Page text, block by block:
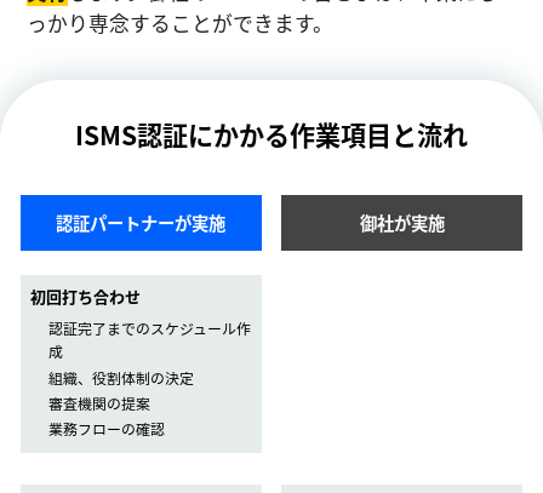
っかり専念することができます。
ISMS認証にかかる作業項目と流れ
認証パートナーが実施 御社が実施
初回打ち合わせ
認証完了までのスケジュール作
成
組織、役割体制の決定
審査機関の提案
業務フローの確認